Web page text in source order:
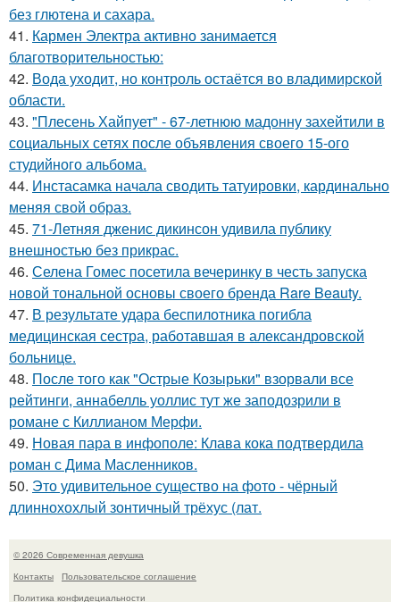
без глютена и сахара.
41. Кармен Электра активно занимается
благотворительностью:
42. Вода уходит, но контроль остаётся во владимирской
области.
43. "Плесень Хайпует" - 67-летнюю мадонну захейтили в
социальных сетях после объявления своего 15-ого
студийного альбома.
44. Инстасамка начала сводить татуировки, кардинально
меняя свой образ.
45. 71-Летняя дженис дикинсон удивила публику
внешностью без прикрас.
46. Селена Гомес посетила вечеринку в честь запуска
новой тональной основы своего бренда Rare Beauty.
47. В результате удара беспилотника погибла
медицинская сестра, работавшая в александровской
больнице.
48. После того как "Острые Козырьки" взорвали все
рейтинги, аннабелль уоллис тут же заподозрили в
романе с Киллианом Мерфи.
49. Новая пара в инфополе: Клава кока подтвердила
роман с Дима Масленников.
50. Это удивительное существо на фото - чёрный
длиннохохлый зонтичный трёхус (лат.
© 2026 Современная девушка
Контакты
Пользовательское соглашение
Политика конфидециальности